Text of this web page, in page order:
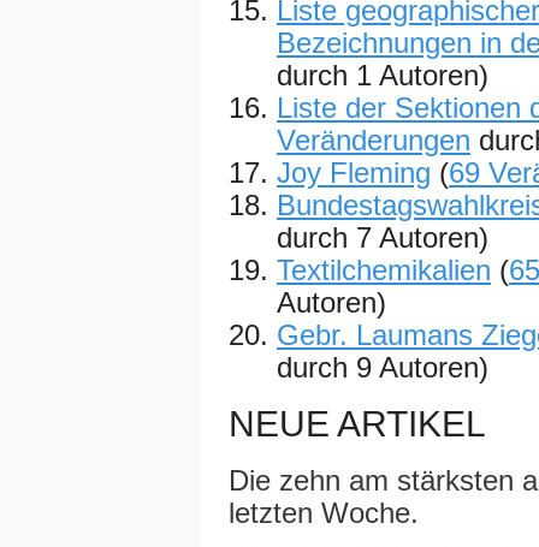
Liste
Bezeichnungen in
durch 1 Autoren)
Liste der Sektionen
Veränderungen
Joy Fleming (69
durch 7 Autoren)
Textilchemikalien (
Autoren)
Gebr. Laumans
durch 9 Autoren)
NEUE ARTIKEL
Die zehn am stärksten
letzten Woche.